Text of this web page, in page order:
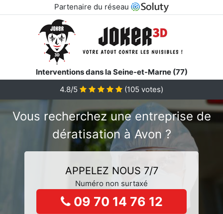
Partenaire du réseau
Interventions dans la Seine-et-Marne (77)
4.8/5
(105 votes)
Vous recherchez une entreprise de
dératisation à Avon ?
APPELEZ NOUS 7/7
Numéro non surtaxé
09 70 14 76 12